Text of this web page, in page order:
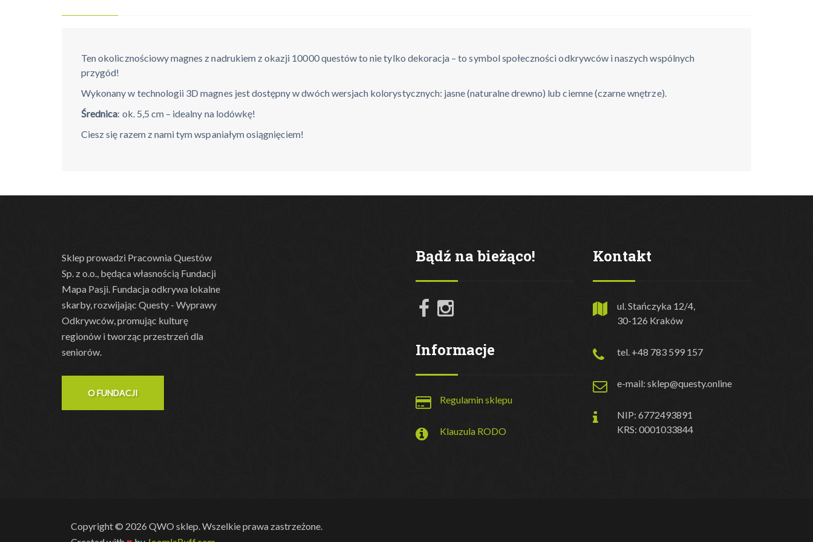
Ten okolicznościowy magnes z nadrukiem z okazji 10000 questów to nie tylko dekoracja – to symbol społeczności odkrywców i naszych wspólnych
przygód!
Wykonany w technologii 3D magnes jest dostępny w dwóch wersjach kolorystycznych: jasne (naturalne drewno) lub ciemne (czarne wnętrze).
Średnica: ok. 5,5 cm – idealny na lodówkę!
Ciesz się razem z nami tym wspaniałym osiągnięciem!
Sklep prowadzi Pracownia Questów
Sp. z o.o., będąca własnością Fundacji
Mapa Pasji. Fundacja odkrywa lokalne
skarby, rozwijając Questy - Wyprawy
Odkrywców, promując kulturę
regionów i tworząc przestrzeń dla
seniorów.
O FUNDACJI
Bądź na bieżąco!
Informacje
Regulamin sklepu
Klauzula RODO
Kontakt
ul. Stańczyka 12/4,
30-126 Kraków
tel. +48 783 599 157
e-mail: sklep@questy.online
NIP: 6772493891
KRS: 0001033844
Copyright © 2026 QWO sklep. Wszelkie prawa zastrzeżone.